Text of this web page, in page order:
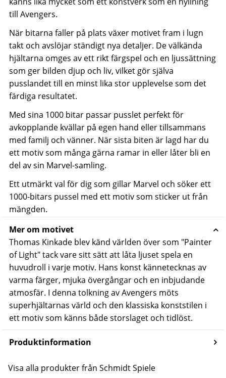
till Avengers.
När bitarna faller på plats växer motivet fram i lugn
takt och avslöjar ständigt nya detaljer. De välkända
hjältarna omges av ett rikt färgspel och en ljussättning
som ger bilden djup och liv, vilket gör själva
pusslandet till en minst lika stor upplevelse som det
färdiga resultatet.
Med sina 1000 bitar passar pusslet perfekt för
avkopplande kvällar på egen hand eller tillsammans
med familj och vänner. När sista biten är lagd har du
ett motiv som många gärna ramar in eller låter bli en
del av sin Marvel-samling.
Ett utmärkt val för dig som gillar Marvel och söker ett
1000-bitars pussel med ett motiv som sticker ut från
mängden.
Mer om motivet
Thomas Kinkade blev känd världen över som "Painter
of Light" tack vare sitt sätt att låta ljuset spela en
huvudroll i varje motiv. Hans konst kännetecknas av
varma färger, mjuka övergångar och en inbjudande
atmosfär. I denna tolkning av Avengers möts
superhjältarnas värld och den klassiska konststilen i
ett motiv som känns både storslaget och tidlöst.
Produktinformation
Visa alla produkter från Schmidt Spiele